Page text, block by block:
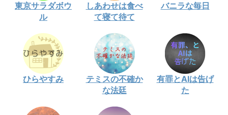
東京サラダボウ
ル
しあわせは食べ
て寝て待て
バニラな毎日
ひらやすみ
テミスの不確か
な法廷
有罪とAIは告げ
た